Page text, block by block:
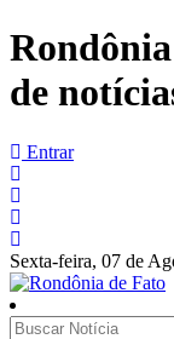
de
Entrar
Sexta-feira, 07 de